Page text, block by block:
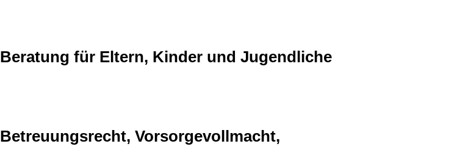
Beratung für Eltern, Kinder und Jugendliche
Betreuungsrecht, Vorsorgevollmacht,